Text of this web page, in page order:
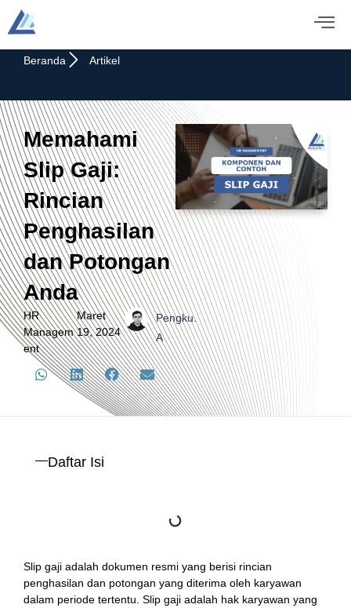
Beranda Artikel
Memahami
Slip Gaji:
Rincian
Penghasilan
dan Potongan
Anda
HR
Managem
ent
Maret
19, 2024
Pengku.
A
Daftar Isi
Slip gaji adalah dokumen resmi yang berisi rincian
penghasilan dan potongan yang diterima oleh karyawan
dalam periode tertentu. Slip gaji adalah hak karyawan yang